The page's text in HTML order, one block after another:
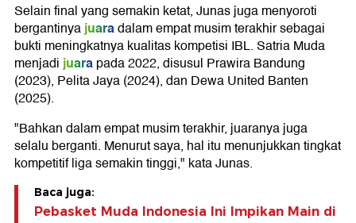
Selain final yang semakin ketat, Junas juga menyoroti
bergantinyajuaradalam empat musim terakhir sebagai
bukti meningkatnya kualitas kompetisi IBL. Satria Muda
menjadijuarapada 2022, disusul Prawira Bandung
(2023), Pelita Jaya (2024), dan Dewa United Banten
(2025).
"Bahkan dalam empat musim terakhir, juaranya juga
selalu berganti. Menurut saya, hal itu menunjukkan tingkat
kompetitif liga semakin tinggi," kata Junas.
Baca juga:
Pebasket Muda Indonesia Ini Impikan Main di